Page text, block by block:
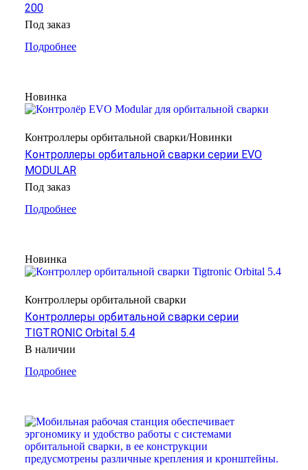
200
Под заказ
Подробнее
Новинка
Контроллеры орбитальной сварки/Новинки
Контроллеры орбитальной сварки серии EVO
MODULAR
Под заказ
Подробнее
Новинка
Контроллеры орбитальной сварки
Контроллеры орбитальной сварки серии
TIGTRONIC Orbital 5.4
В наличии
Подробнее